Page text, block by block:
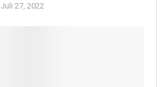
Juli 27, 2022